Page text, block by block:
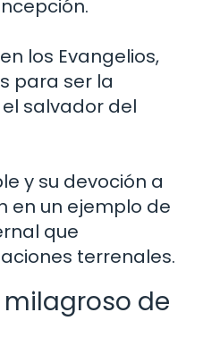
los Evangelios,
para ser la
salvador del
y su devoción a
en un ejemplo de
que
terrenales.
de